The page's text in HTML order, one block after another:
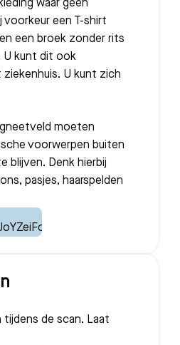
waar geen
een T-shirt
een broek zonder rits
U kunt dit ook
U kunt zich
moeten
voorwerpen buiten
blijven. Denk hierbij
pasjes, haarspelden
tijdens de scan. Laat